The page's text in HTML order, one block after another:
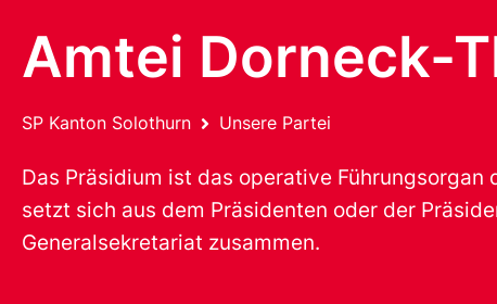
Amtei Dorneck-
SP Kanton Solothurn Unsere Partei
Das Präsidium ist das operative
setzt sich aus dem Präsidenten oder der
Generalsekretariat zusammen.